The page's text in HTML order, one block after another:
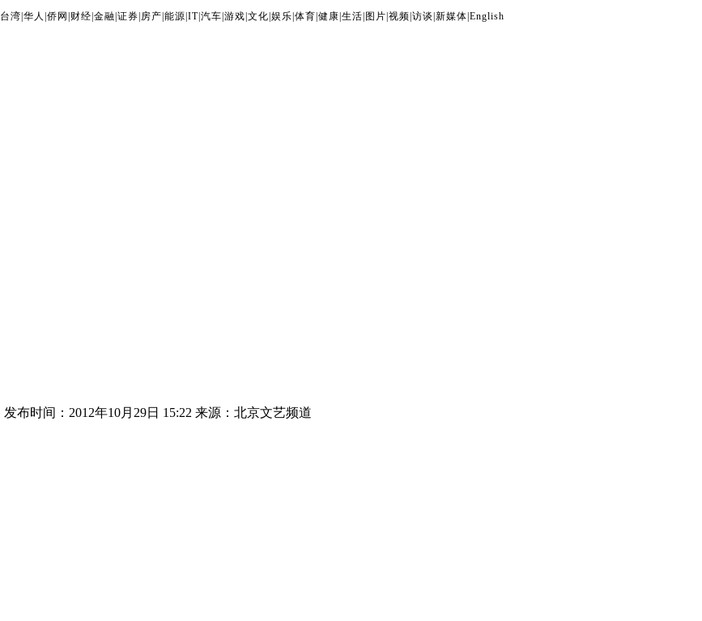
台湾 华人 侨网 财经 金融 证券 房产 能源 IT| 汽车 游戏 文化 娱乐 体育 健康 生活 图片 视频 访谈 新媒体 English
发布时间：2012年10月29日 15:22 来源：北京文艺频道